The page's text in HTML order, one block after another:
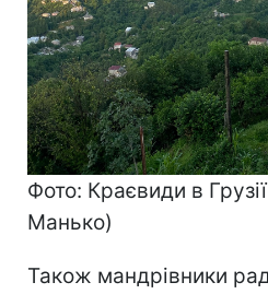
Фото: Краєвиди в
Манько)
Також мандрівники